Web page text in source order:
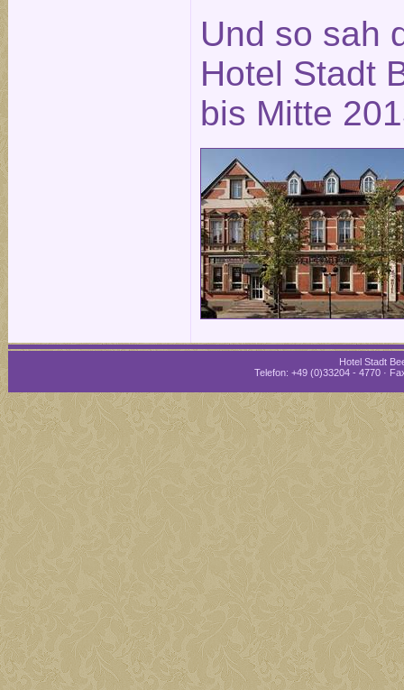
Und so sah
Hotel Stadt
bis Mitte
Hotel Stadt
Telefon: +49 (0)33204 - 4770 ·